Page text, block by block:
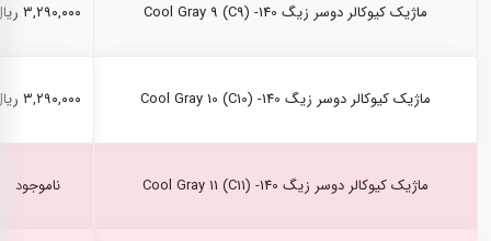
ماژیک کیوکالر دوسر زیگ Cool Gray 9 (C9) -140 ۳,۲۹۰,۰۰۰ ریال
ماژیک کیوکالر دوسر زیگ Cool Gray 10 (C10) -140 ۳,۲۹۰,۰۰۰ ریال
ماژیک کیوکالر دوسر زیگ Cool Gray 11 (C11) -140 ناموجود